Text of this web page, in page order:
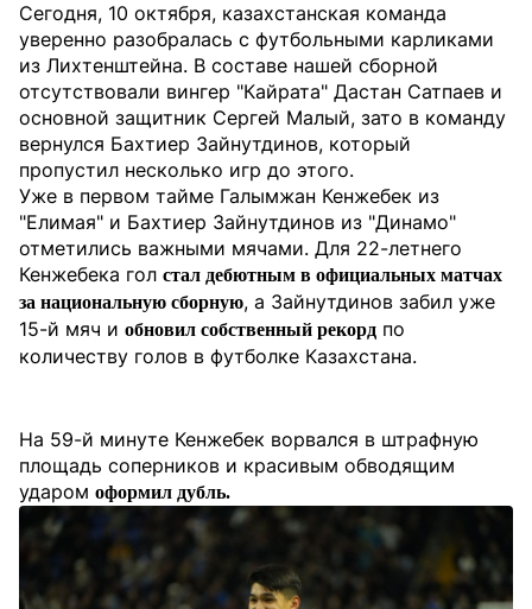
Сегодня, 10 октября, казахстанская команда
уверенно разобралась с футбольными карликами
из Лихтенштейна. В составе нашей сборной
отсутствовали вингер "Кайрата" Дастан Сатпаев и
основной защитник Сергей Малый, зато в команду
вернулся Бахтиер Зайнутдинов, который
пропустил несколько игр до этого.
Уже в первом тайме Галымжан Кенжебек из
"Елимая" и Бахтиер Зайнутдинов из "Динамо"
отметились важными мячами. Для 22-летнего
Кенжебека гол стал дебютным в официальных матчах
за национальную сборную, а Зайнутдинов забил уже
15-й мяч и обновил собственный рекорд по
количеству голов в футболке Казахстана.
На 59-й минуте Кенжебек ворвался в штрафную
площадь соперников и красивым обводящим
ударом оформил дубль.